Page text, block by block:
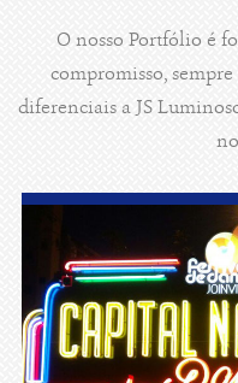
O nosso Portfólio é
compromisso,
diferenciais a JS